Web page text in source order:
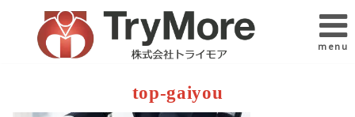
menu
top-gaiyou